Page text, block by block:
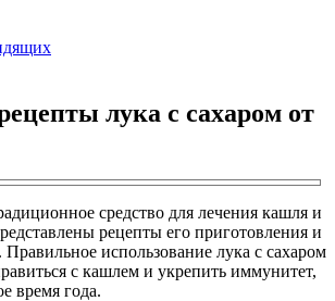
лука с сахаром от
средство для лечения кашля и
рецепты его приготовления и
Правильное использование лука с сахаром
с кашлем и укрепить иммунитет,
время года.